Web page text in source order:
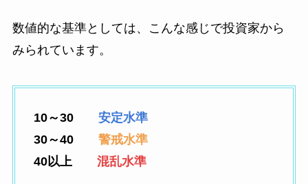
数値的な基準としては、こんな感じで投資家から
みられています。
10～30
安定水準
30～40
警戒水準
40以上
混乱水準